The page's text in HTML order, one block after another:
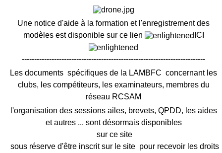
Une notice d'aide à la formation et l'enregistrement des
modèles est disponible sur ce lien
ICI
--------------------------------------------------------------------------
Les documents spécifiques de la LAMBFC concernant les
clubs, les compétiteurs, les examinateurs, membres du
réseau RCSAM
l'organisation des sessions ailes, brevets, QPDD, les aides
et autres ... sont désormais disponibles
sur ce site
sous réserve d'être inscrit sur le site pour recevoir les droits